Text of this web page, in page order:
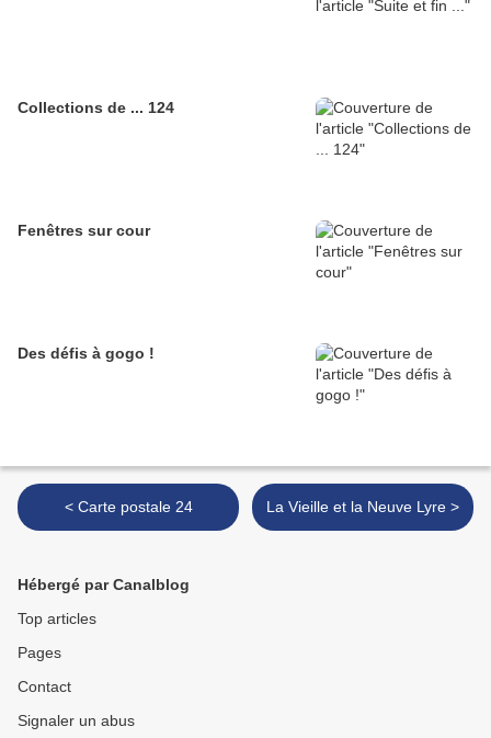
Collections de ... 124
Fenêtres sur cour
Des défis à gogo !
< Carte postale 24 La Vieille et la Neuve Lyre >
Hébergé par Canalblog
Top articles
Pages
Contact
Signaler un abus